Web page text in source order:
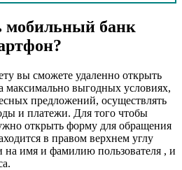
мобильный банк
вы сможете удаленно открыть
максимально выгодных условиях,
предложений, осуществлять
и платежи. Для того чтобы
открыть форму для обращения
в правом верхнем углу
на имя и фамилию пользователя , и